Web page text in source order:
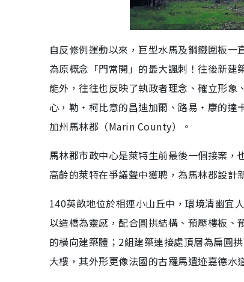
自反修例運動以來，巨型水馬及鋼鐵圍板
為原概念「門常開」的最大諷刺！往後新
能外，往往也反映了執政者理念、確立形
心，勒‧柯比意的昌迪加爾、路易‧康的達
加州馬林郡（Marin County）。
馬林郡市政中心是萊特生前最後一個接案
高齡的萊特在爭議聲中獲聘，為馬林郡設計
140英畝地位於相連小山丘中，環境清幽宜
以造橋為靈感，配合圓拱結構、預壓樓板
的橫向建築體；2組建築連接處頂層為扁圓
大樓，其外形更像法國的古羅馬遺迹嘉德水